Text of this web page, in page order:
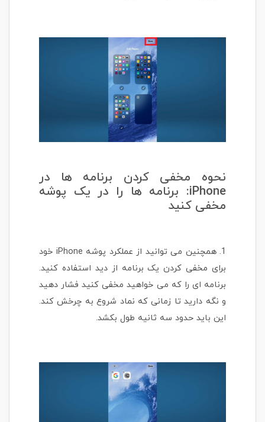
نحوه مخفی کردن برنامه ها در
iPhone: برنامه ها را در یک پوشه
مخفی کنید
1. همچنین می توانید از عملکرد پوشه iPhone خود
برای مخفی کردن یک برنامه از دید استفاده کنید.
برنامه ای را که می خواهید مخفی کنید فشار دهید
و نگه دارید تا زمانی که نماد شروع به چرخش کند.
این باید حدود سه ثانیه طول بکشد.